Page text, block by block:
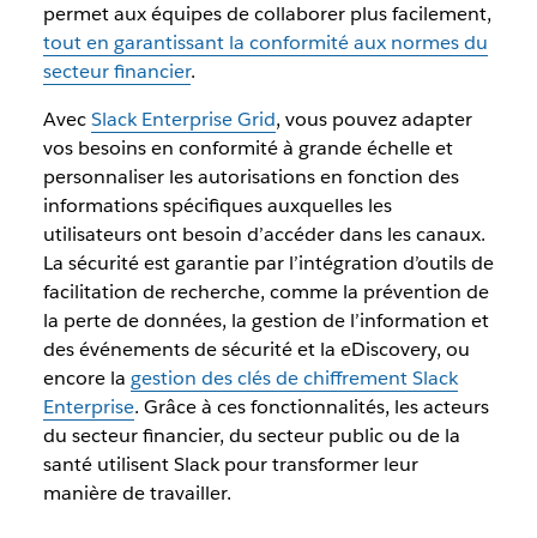
permet aux équipes de collaborer plus facilement,
tout en garantissant la conformité aux normes du
secteur financier.
AvecSlack Enterprise Grid, vous pouvez adapter
vos besoins en conformité à grande échelle et
personnaliser les autorisations en fonction des
informations spécifiques auxquelles les
utilisateurs ont besoin d’accéder dans les canaux.
La sécurité est garantie par l’intégration d’outils de
facilitation de recherche, comme la prévention de
la perte de données, la gestion de l’information et
des événements de sécurité et la eDiscovery, ou
encore la gestion des clés de chiffrement Slack
Enterprise. Grâce à ces fonctionnalités, les acteurs
du secteur financier, du secteur public ou de la
santé utilisent Slack pour transformer leur
manière de travailler.